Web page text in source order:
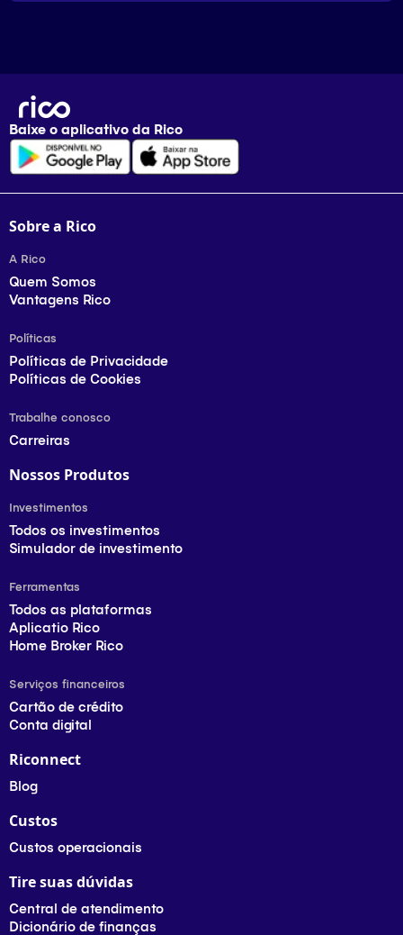
Baixe o aplicativo da Rico
Sobre a Rico
A Rico
Quem Somos
Vantagens Rico
Políticas
Políticas de Privacidade
Políticas de Cookies
Trabalhe conosco
Carreiras
Nossos Produtos
Investimentos
Todos os investimentos
Simulador de investimento
Ferramentas
Todos as plataformas
Aplicatio Rico
Home Broker Rico
Serviços financeiros
Cartão de crédito
Conta digital
Riconnect
Blog
Custos
Custos operacionais
Tire suas dúvidas
Central de atendimento
Dicionário de finanças